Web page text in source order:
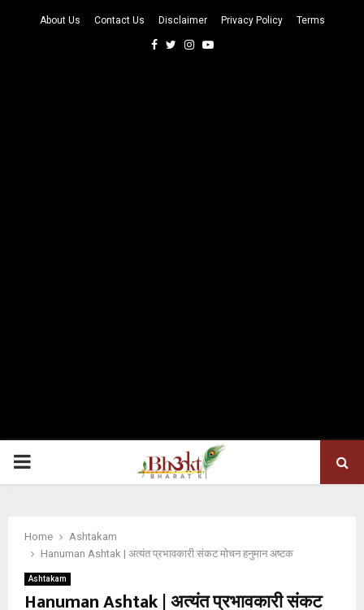
About Us Contact Us Disclaimer Privacy Policy Terms
Facebook
TwitterInstagram
Youtube
PRIMARY
Home
Ashtakam
Hanuman Ashtak | अत्यंत प्रभावकारी संकट मोचन हनुमान अष्टक
Ashtakam
Hanuman Ashtak | अत्यंत प्रभावकारी संकट